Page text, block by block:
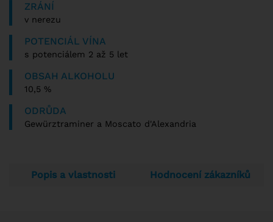
ZRÁNÍ
v nerezu
POTENCIÁL VÍNA
s potenciálem 2 až 5 let
OBSAH ALKOHOLU
10,5 %
ODRŮDA
Gewürztraminer a Moscato d'Alexandria
Popis a vlastnosti Hodnocení zákazníků